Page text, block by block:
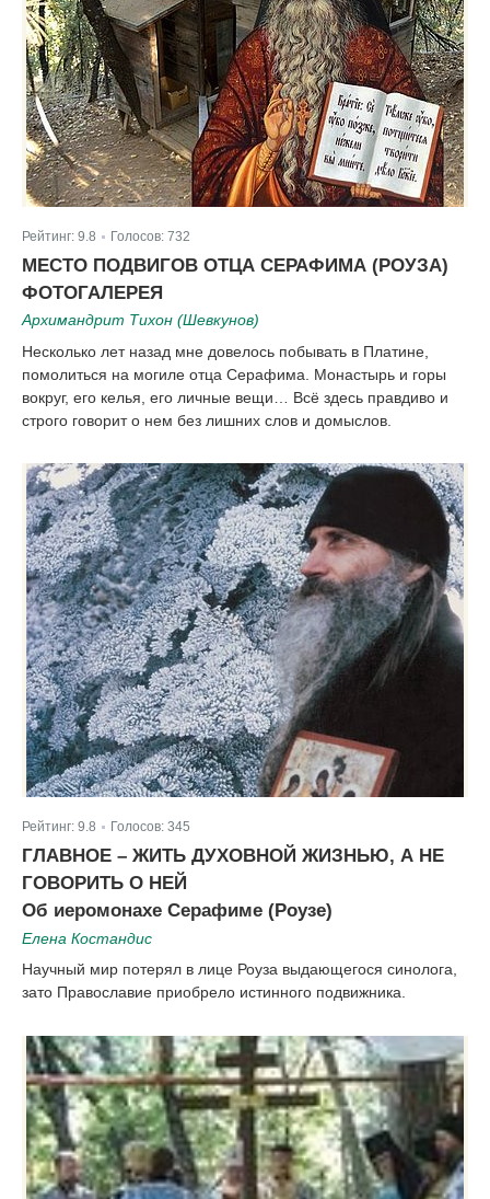
Рейтинг: 9.8 Голосов: 732
МЕСТО ПОДВИГОВ ОТЦА СЕРАФИМА (РОУЗА)
ФОТОГАЛЕРЕЯ
Архимандрит Тихон (Шевкунов)
Несколько лет назад мне довелось побывать в Платине,
помолиться на могиле отца Серафима. Монастырь и горы
вокруг, его келья, его личные вещи… Всё здесь правдиво и
строго говорит о нем без лишних слов и домыслов.
Рейтинг: 9.8 Голосов: 345
ГЛАВНОЕ – ЖИТЬ ДУХОВНОЙ ЖИЗНЬЮ, А НЕ
ГОВОРИТЬ О НЕЙ
Об иеромонахе Серафиме (Роузе)
Елена Костандис
Научный мир потерял в лице Роуза выдающегося синолога,
зато Православие приобрело истинного подвижника.